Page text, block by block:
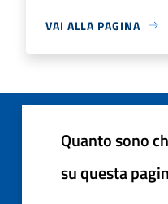
VAI ALLA PAGINA
Quanto sono
su questa